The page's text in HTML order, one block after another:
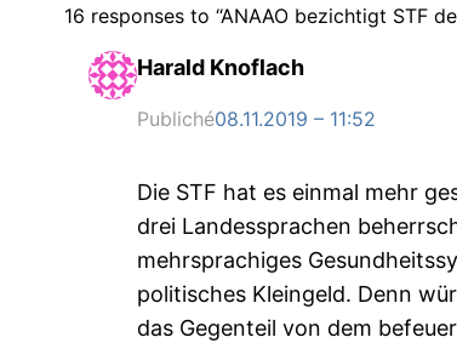
16 responses to “ANAAO bezichtigt STF
Harald Knoflach
Publiché08.11.2019 – 11:52
Die STF hat es einmal mehr
drei Landessprachen
mehrsprachiges
politisches Kleingeld. Denn
das Gegenteil von dem